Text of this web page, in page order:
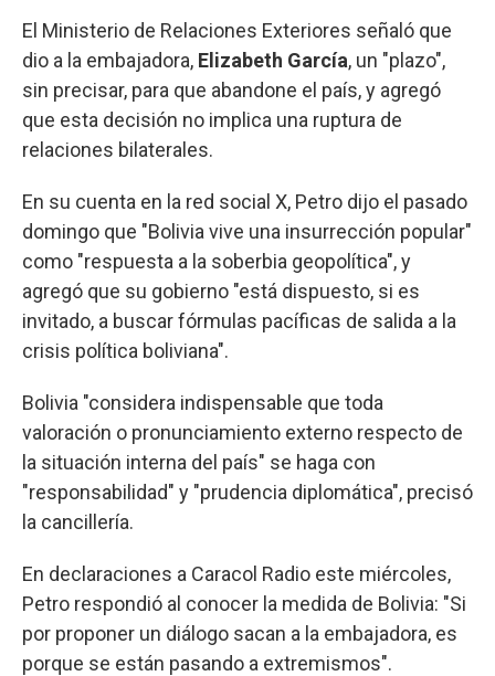
El Ministerio de Relaciones Exteriores señaló que
dio a la embajadora, Elizabeth García, un "plazo",
sin precisar, para que abandone el país, y agregó
que esta decisión no implica una ruptura de
relaciones bilaterales.
En su cuenta en la red social X, Petro dijo el pasado
domingo que "Bolivia vive una insurrección popular"
como "respuesta a la soberbia geopolítica", y
agregó que su gobierno "está dispuesto, si es
invitado, a buscar fórmulas pacíficas de salida a la
crisis política boliviana".
Bolivia "considera indispensable que toda
valoración o pronunciamiento externo respecto de
la situación interna del país" se haga con
"responsabilidad" y "prudencia diplomática", precisó
la cancillería.
En declaraciones a Caracol Radio este miércoles,
Petro respondió al conocer la medida de Bolivia: "Si
por proponer un diálogo sacan a la embajadora, es
porque se están pasando a extremismos".